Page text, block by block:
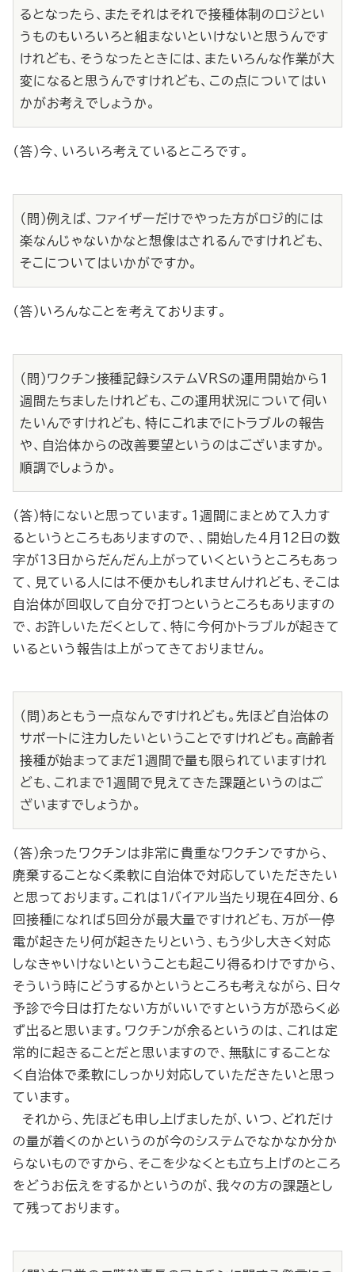
るとなったら、またそれはそれで接種体制のロジとい
うものもいろいろと組まないといけないと思うんです
けれども、そうなったときには、またいろんな作業が大
変になると思うんですけれども、この点についてはい
かがお考えでしょうか。
（答）今、いろいろ考えているところです。
（問）例えば、ファイザーだけでやった方がロジ的には
楽なんじゃないかなと想像はされるんですけれども、
そこについてはいかがですか。
（答）いろんなことを考えております。
（問）ワクチン接種記録システムVRSの運用開始から１
週間たちましたけれども、この運用状況について伺い
たいんですけれども、特にこれまでにトラブルの報告
や、自治体からの改善要望というのはございますか。
順調でしょうか。
（答）特にないと思っています。１週間にまとめて入力す
るというところもありますので、、開始した４月12日の数
字が13日からだんだん上がっていくというところもあっ
て、見ている人には不便かもしれませんけれども、そこは
自治体が回収して自分で打つというところもありますの
で、お許しいただくとして、特に今何かトラブルが起きて
いるという報告は上がってきておりません。
（問）あともう一点なんですけれども。先ほど自治体の
サポートに注力したいということですけれども。高齢者
接種が始まってまだ１週間で量も限られていますけれ
ども、これまで１週間で見えてきた課題というのはご
ざいますでしょうか。
（答）余ったワクチンは非常に貴重なワクチンですから、
廃棄することなく柔軟に自治体で対応していただきたい
と思っております。これは１バイアル当たり現在４回分、６
回接種になれば５回分が最大量ですけれども、万が一停
電が起きたり何が起きたりという、もう少し大きく対応
しなきゃいけないということも起こり得るわけですから、
そういう時にどうするかというところも考えながら、日々
予診で今日は打たない方がいいですという方が恐らく必
ず出ると思います。ワクチンが余るというのは、これは定
常的に起きることだと思いますので、無駄にすることな
く自治体で柔軟にしっかり対応していただきたいと思っ
ています。
それから、先ほども申し上げましたが、いつ、どれだけ
の量が着くのかというのが今のシステムでなかなか分か
らないものですから、そこを少なくとも立ち上げのところ
をどうお伝えをするかというのが、我々の方の課題とし
て残っております。